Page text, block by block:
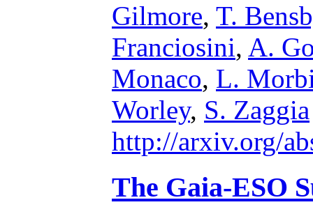
Gilmore, T.
Franciosini, A.
Monaco, L.
Worley, S. Zaggia
http://arxiv.org/
The Gaia-ESO